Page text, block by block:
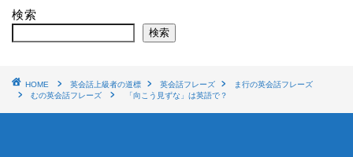
検索
検索
HOME 英会話上級者の道標 英会話フレーズ
ま行の英会話フレーズ
むの英会話フレーズ
「向こう見ずな」は英語で？